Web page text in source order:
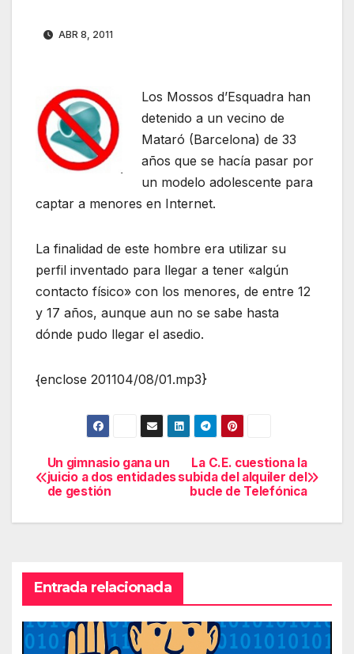
ABR 8, 2011
Los Mossos d’Esquadra han
detenido a un vecino de
Mataró (Barcelona) de 33
años que se hacía pasar por
un modelo adolescente para
captar a menores en Internet.
La finalidad de este hombre era utilizar su
perfil inventado para llegar a tener «algún
contacto físico» con los menores, de entre 12
y 17 años, aunque aun no se sabe hasta
dónde pudo llegar el asedio.
{enclose 201104/08/01.mp3}
Navegación
de
La C.E. cuestiona la
subida del alquiler del
bucle de Telefónica
Un gimnasio gana un
juicio a dos entidades
de gestión
Entrada relacionada